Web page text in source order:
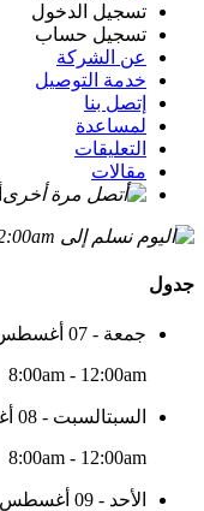
تسجيل الدخول
تسجيل حساب
عن الشركة
خدمة التوصيل
إتصل بنا
لمساعدة
التعليقات
مقالات
جدول
جمعة - 07 أغسطس
8:00am - 12:00am
السبتالسبت - 08 أغسطس
8:00am - 12:00am
الأحد - 09 أغسطس